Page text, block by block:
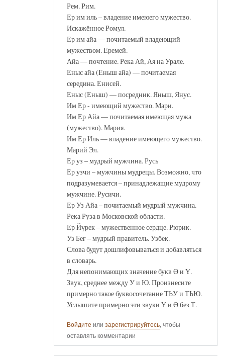
Рем. Рим.
Ер им иль – владение имеюего мужество.
Искажённое Ромул.
Ер им айа — почитаемый владеющий
мужеством. Еремей.
Айа — почтение. Река Ай, Ая на Урале.
Еныс айа (Еныш айа) — почитаемая
середина. Енисей.
Еныс (Еныш) — посредник. Яныш, Янус.
Им Ер - имеющий мужество. Мари.
Им Ер Айа — почитаемая имеющая мужа
(мужество). Мария.
Им Ер Иль — владение имеющего мужество.
Марий Эл.
Ер уз – мудрый мужчина. Русь
Ер узчи – мужчины мудрецы. Возможно, что
подразумевается – принадлежащие мудрому
мужчине. Русичи.
Ер Уз Айа – почитаемый мудрый мужчина.
Река Руза в Московской области.
Ер Йүрек – мужественное сердце. Рюрик.
Уз Беғ – мудрый правитель. Узбек.
Слова будут дошлифовываться и добавляться
в словарь.
Для непонимающих значение букв Ө и Ү.
Звук, среднее между У и Ю. Произнесите
примерно такое буквосочетание ТЬУ и ТЬЮ.
Услышите примерно эти звуки Ү и Ө без Т.
Войдите или зарегистрируйтесь, чтобы
оставлять комментарии